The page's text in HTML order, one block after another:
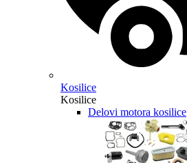
Kosilice
Kosilice
Delovi motora kosilice